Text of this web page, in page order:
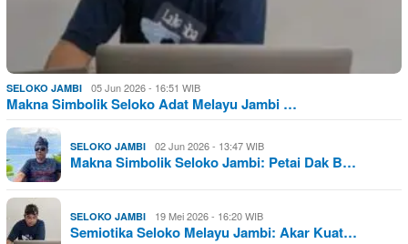
SELOKO JAMBI 05 Jun 2026 - 16:51 WIB
Makna Simbolik Seloko Adat Melayu Jambi …
SELOKO JAMBI 02 Jun 2026 - 13:47 WIB
Makna Simbolik Seloko Jambi: Petai Dak B…
SELOKO JAMBI 19 Mei 2026 - 16:20 WIB
Semiotika Seloko Melayu Jambi: Akar Kuat…